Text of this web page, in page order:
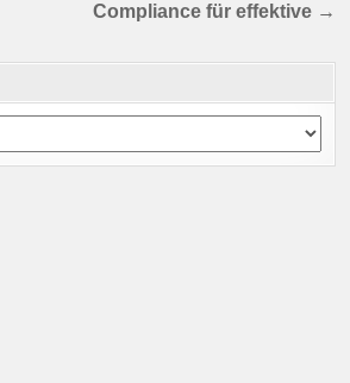
Compliance für effektive →